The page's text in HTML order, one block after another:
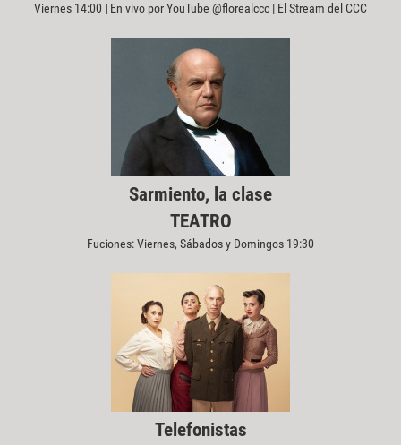
Viernes 14:00 | En vivo por YouTube @florealccc | El Stream del CCC
Sarmiento, la clase
TEATRO
Fuciones: Viernes, Sábados y Domingos 19:30
Telefonistas